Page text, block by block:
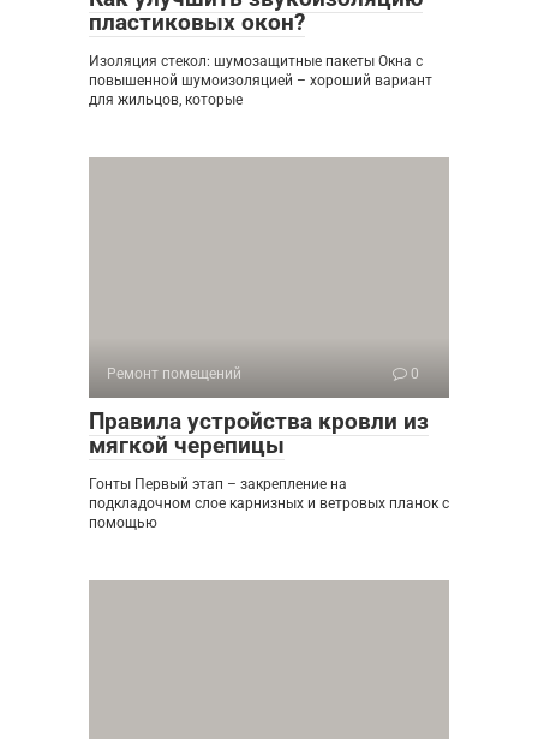
пластиковых окон?
Изоляция стекол: шумозащитные пакеты Окна с
повышенной шумоизоляцией – хороший вариант
для жильцов, которые
Ремонт помещений 0
Правила устройства кровли из
мягкой черепицы
Гонты Первый этап – закрепление на
подкладочном слое карнизных и ветровых планок с
помощью